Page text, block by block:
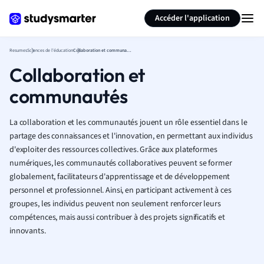
Accéder l'application
ResumesSciences de l'éducation Collaboration et communautés
Collaboration et
communautés
La collaboration et les communautés jouent un rôle essentiel dans le
partage des connaissances et l'innovation, en permettant aux individus
d'exploiter des ressources collectives. Grâce aux plateformes
numériques, les communautés collaboratives peuvent se former
globalement, facilitateurs d'apprentissage et de développement
personnel et professionnel. Ainsi, en participant activement à ces
groupes, les individus peuvent non seulement renforcer leurs
compétences, mais aussi contribuer à des projets significatifs et
innovants.
Résumer la page